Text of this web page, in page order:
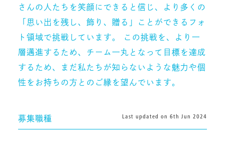
さんの人たちを笑顔にできると信じ、より多くの
「思い出を残し、飾り、贈る」ことができるフォ
ト領域で挑戦しています。 この挑戦を、より一
層邁進するため、チーム一丸となって目標を達成
するため、まだ私たちが知らないような魅力や個
性をお持ちの方とのご縁を望んでいます。
募集職種 Last updated on 6th Jun 2024